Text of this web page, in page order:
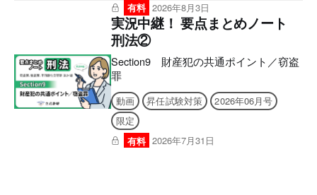
有料 2026年8月3日
実況中継！ 要点まとめノート
刑法②
Section9 財産犯の共通ポイント／窃盗
罪
動画 昇任試験対策
2026年06月号
限定
有料 2026年7月31日